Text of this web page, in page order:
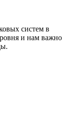
систем в
и нам важно